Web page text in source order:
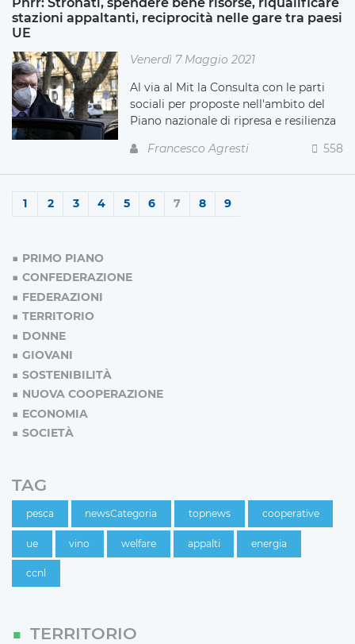
stazioni appaltanti, reciprocità nelle gare tra paesi
UE
Venerdì 7 Maggio 2021
Al via al Mit la Consulta con le parti
sociali per proposte nell'ambito del
Piano nazionale di ripresa e resilienza
Francesco Agresti
558
1 2 3 4 5 6 7 8 9
PRIMO PIANO
CONFEDERAZIONE
FEDERAZIONI
TERRITORIO
DONNE
GIOVANI
SOSTENIBILITÀ
NUOVA COOPERAZIONE
ECONOMIA
SOCIETÀ
TAG
pesca newsCategoria topnews cooperative
ue vino welfare appalti energia
ccnl
TERRITORIO